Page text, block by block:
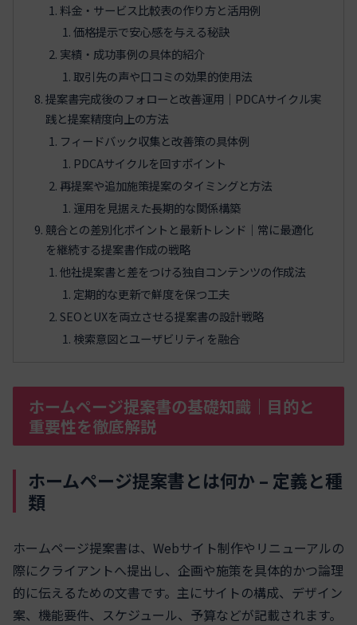
料金・サービス比較表の作り方と活用例
価格提示で安心感を与える秘訣
実績・成功事例の具体的紹介
取引先の声や口コミの効果的使用法
提案書完成後のフォローと改善運用｜PDCAサイクル実
践と提案精度向上の方法
フィードバック収集と改善策の具体例
PDCAサイクルを回すポイント
再提案や追加施策提案のタイミングと方法
運用を見据えた長期的な関係構築
競合との差別化ポイントと最新トレンド｜常に最適化
を継続する提案書作成の戦略
他社提案書と差をつける独自コンテンツの作成法
定期的な更新で鮮度を保つ工夫
SEOとUXを両立させる提案書の設計戦略
検索意図とユーザビリティを融合
ホームページ提案書の基礎知識｜目的と
重要性を徹底解説
ホームページ提案書とは何か – 定義と種
類
ホームページ提案書は、Webサイト制作やリニューアルの
際にクライアントへ提出し、企画や施策を具体的かつ論理
的に伝えるための文書です。主にサイトの構成、デザイン
案、機能要件、スケジュール、予算などが記載されます。